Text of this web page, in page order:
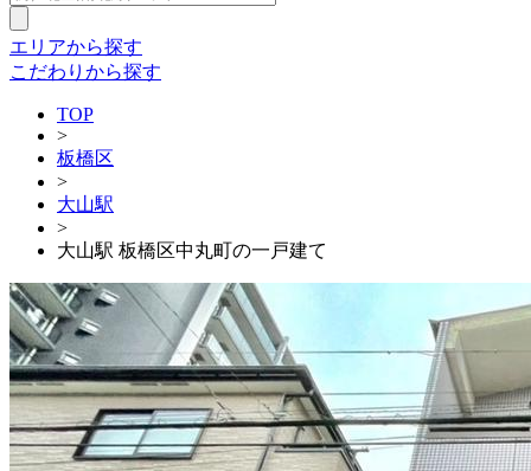
エリアから探す
こだわりから探す
TOP
>
板橋区
>
大山駅
>
大山駅 板橋区中丸町の一戸建て